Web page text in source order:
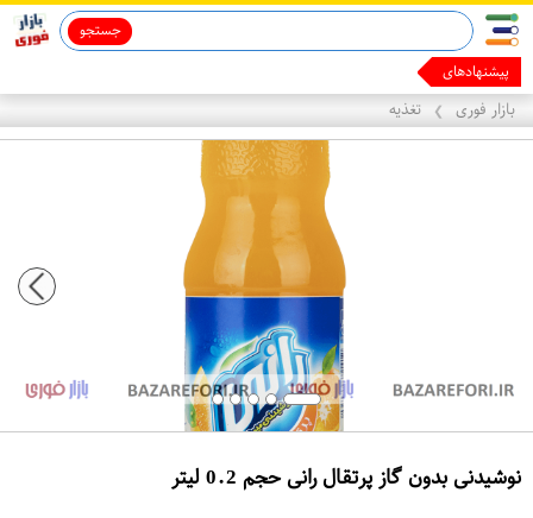
جستجو
پیشنهادهای ما رو ب
بازار فوری ❯ تغذیه
نوشیدنی بدون گاز پرتقال رانی حجم 0.2 لیتر